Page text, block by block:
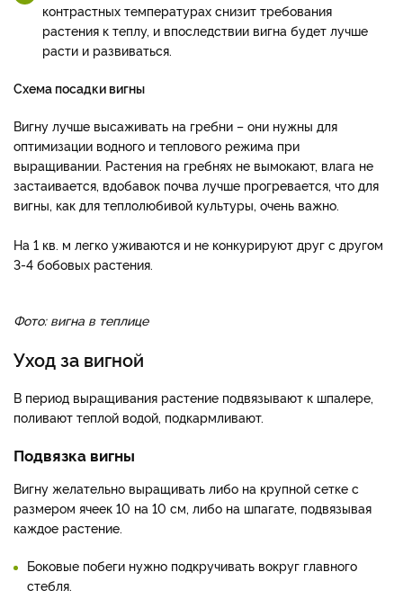
контрастных температурах снизит требования
растения к теплу, и впоследствии вигна будет лучше
расти и развиваться.
Схема посадки вигны
Вигну лучше высаживать на гребни – они нужны для
оптимизации водного и теплового режима при
выращивании. Растения на гребнях не вымокают, влага не
застаивается, вдобавок почва лучше прогревается, что для
вигны, как для теплолюбивой культуры, очень важно.
На 1 кв. м легко уживаются и не конкурируют друг с другом
3-4 бобовых растения.
Фото: вигна в теплице
Уход за вигной
В период выращивания рас­тение подвязывают к шпале­ре,
поливают теплой водой, подкармливают.
Подвязка вигны
Вигну желательно выращивать либо на крупной сетке с
размером ячеек 10 на 10 см, либо на шпагате, подвязывая
каждое растение.
Боковые побеги нужно подкручивать вокруг главного
стебля.